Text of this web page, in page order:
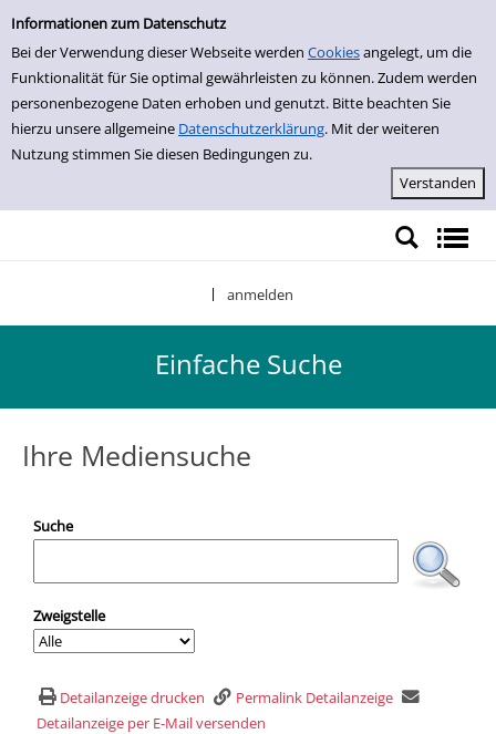
Einfache Suche
Informationen zum Datenschutz
Bei der Verwendung dieser Webseite werden Cookiesangelegt, um die
Funktionalität für Sie optimal gewährleisten zu können. Zudem werden
personenbezogene Daten erhoben und genutzt. Bitte beachten Sie
hierzu unsere allgemeine Datenschutzerklärung. Mit der weiteren
Nutzung stimmen Sie diesen Bedingungen zu.
Zur Detailanzeige springen
anmelden
Einfache Suche
Ihre Mediensuche
Suche
Zweigstelle
Detailanzeige drucken
Permalink Detailanzeige
Detailanzeige per E-Mail versenden